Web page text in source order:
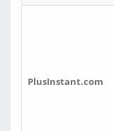
PlusInstant.com